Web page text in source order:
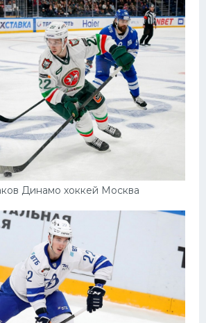
Динамо хоккей Москва